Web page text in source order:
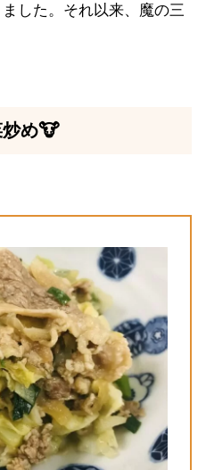
した。それ以来、魔の三
炒め🐮